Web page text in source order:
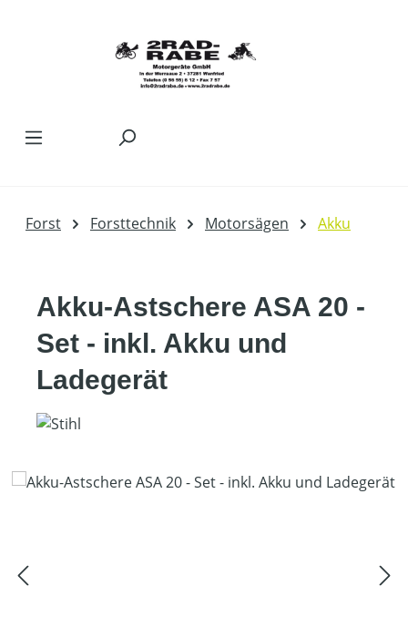
Forst Forsttechnik Motorsägen Akku
Akku-Astschere ASA 20 -
Set - inkl. Akku und
Ladegerät
Bildergalerie überspringen